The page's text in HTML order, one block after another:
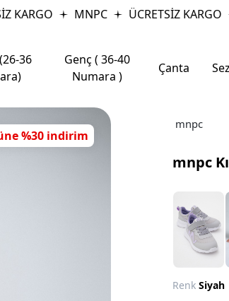
MNPC ÜCRETSİZ KARGO
36
Genç ( 36-40
Numara )
Çanta
%30 indirim
mnpc
mnpc
RenkSiyah